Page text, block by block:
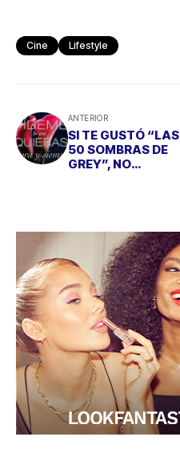
Cine Lifestyle
ANTERIOR
SI TE GUSTÓ “LAS
50 SOMBRAS DE
GREY”, NO